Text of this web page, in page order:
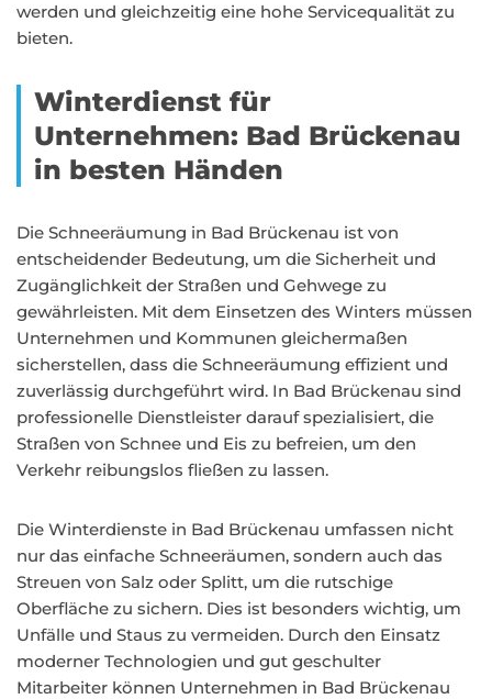
werden und gleichzeitig eine hohe Servicequalität zu
bieten.
Winterdienst für
Unternehmen: Bad Brückenau
in besten Händen
Die Schneeräumung in Bad Brückenau ist von
entscheidender Bedeutung, um die Sicherheit und
Zugänglichkeit der Straßen und Gehwege zu
gewährleisten. Mit dem Einsetzen des Winters müssen
Unternehmen und Kommunen gleichermaßen
sicherstellen, dass die Schneeräumung effizient und
zuverlässig durchgeführt wird. In Bad Brückenau sind
professionelle Dienstleister darauf spezialisiert, die
Straßen von Schnee und Eis zu befreien, um den
Verkehr reibungslos fließen zu lassen.
Die Winterdienste in Bad Brückenau umfassen nicht
nur das einfache Schneeräumen, sondern auch das
Streuen von Salz oder Splitt, um die rutschige
Oberfläche zu sichern. Dies ist besonders wichtig, um
Unfälle und Staus zu vermeiden. Durch den Einsatz
moderner Technologien und gut geschulter
Mitarbeiter können Unternehmen in Bad Brückenau